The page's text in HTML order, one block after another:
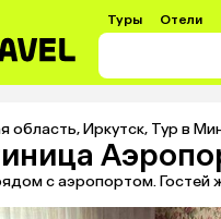
Туры Отели
область,Иркутск, Тур в
с аэропортом.